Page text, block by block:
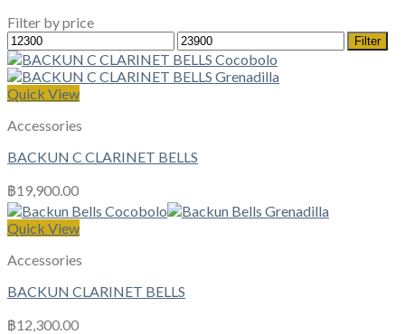
Filter by price
Min
price
Max
price
Filter
Quick View
Accessories
BACKUN C CLARINET BELLS
฿19,900.00
Quick View
Accessories
BACKUN CLARINET BELLS
฿12,300.00